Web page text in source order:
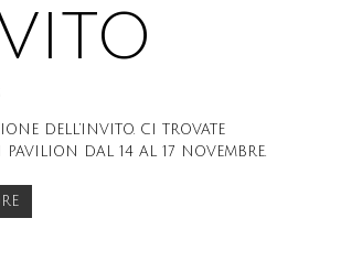
DELL’INVITO. CI TROVATE
PAVILION DAL 14 AL 17 NOVEMBRE.